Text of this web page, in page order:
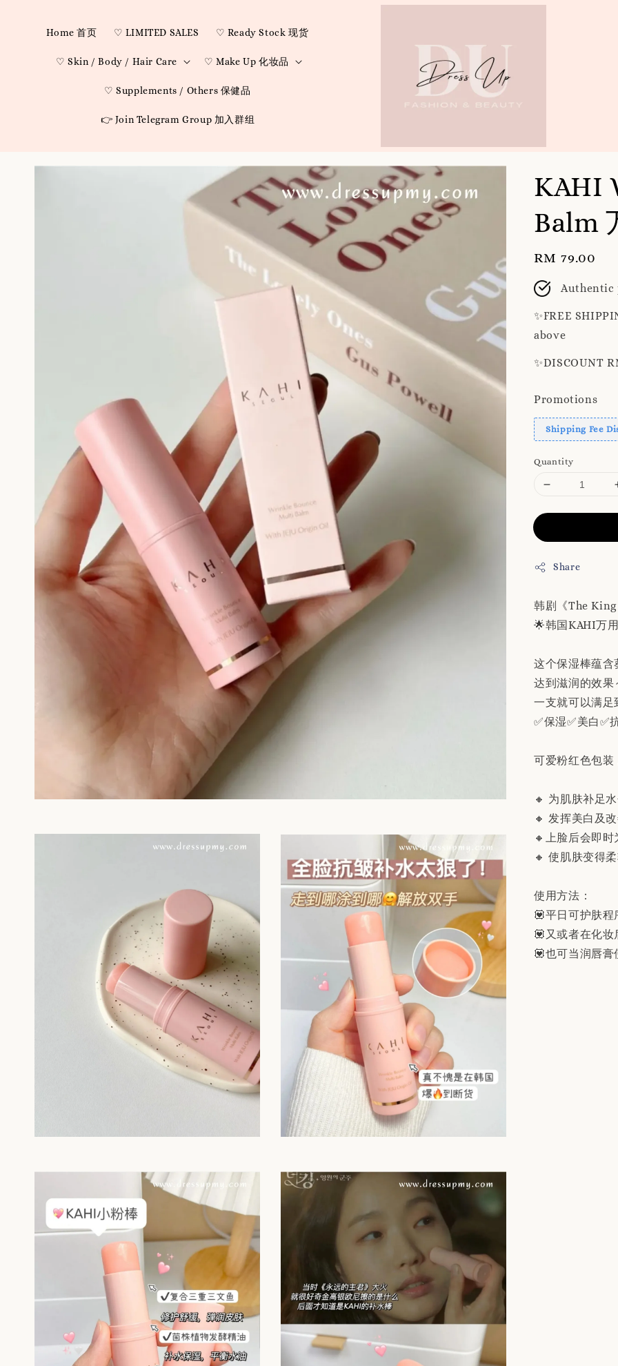
Home 首页 ♡ LIMITED SALES ♡ Ready Stock 现货
♡ Skin / Body / Hair Care ♡ Make Up 化妆品
♡ Supplements / Others 保健品
👉 Join Telegram Group 加入群组
KAHI
Balm
Regular
price
RM 79.00
Authentic
✨️FREE
above
✨️DISCOUNT
Promotions
Shipping Fee
Quantity
Share
韩剧《The
🌟韩国KAHI万
这个保湿棒蕴含
达到滋润的效果
一支就可以满足
✅保湿✅美白✅
可爱粉红色包装
🔸 为肌肤补足
🔸 发挥美白及
🔸上脸后会即
🔸 使肌肤变得
使用方法：
💟平日可护肤
💟又或者在化妆
💟也可当润唇膏